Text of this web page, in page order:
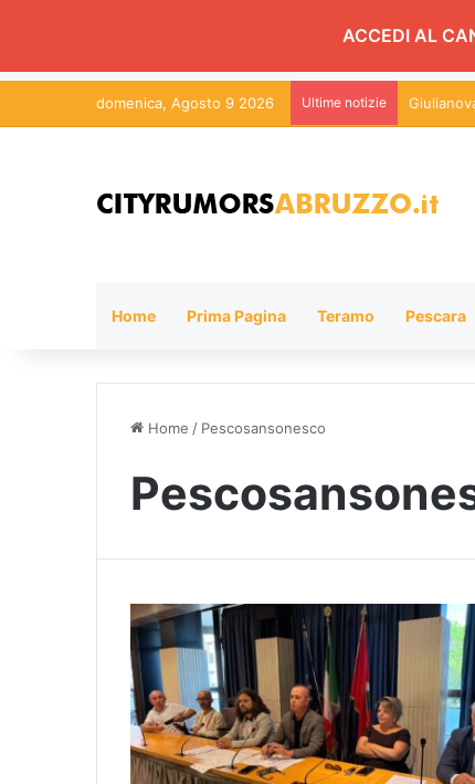
ACCEDI AL
domenica, Agosto 9 2026 Ultime notizie Roseto,
Home Prima Pagina Teramo Pescara
Home / Pescosansonesco